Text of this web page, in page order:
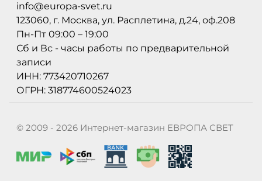
info@europa-svet.ru
123060, г. Москва, ул. Расплетина, д.24, оф.208
Пн-Пт 09:00 – 19:00
Сб и Вс - часы работы по предварительной
записи
ИНН: 773420710267
ОГРН: 318774600524023
© 2009 - 2026 Интернет-магазин ЕВРОПА СВЕТ